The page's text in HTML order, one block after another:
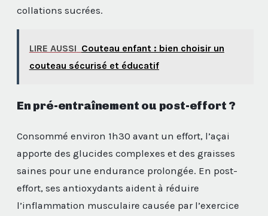
collations sucrées.
LIRE AUSSI Couteau enfant : bien choisir un
couteau sécurisé et éducatif
En pré-entraînement ou post-effort ?
Consommé environ 1h30 avant un effort, l’açai
apporte des glucides complexes et des graisses
saines pour une endurance prolongée. En post-
effort, ses antioxydants aident à réduire
l’inflammation musculaire causée par l’exercice